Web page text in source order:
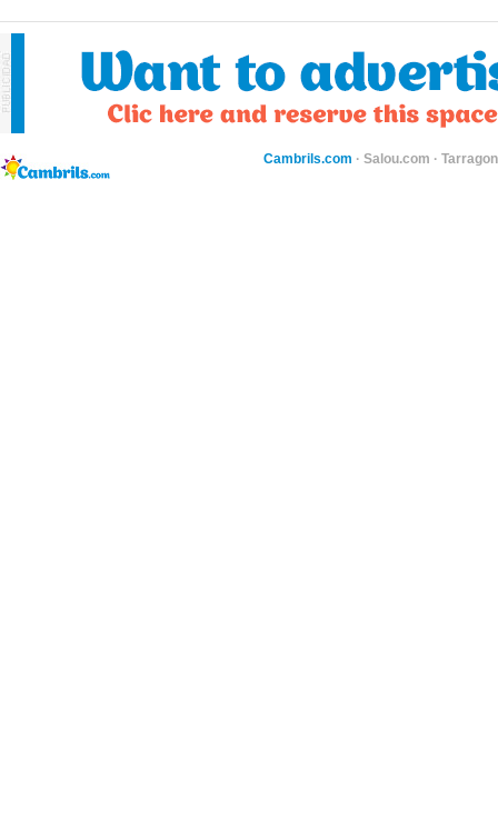
Cambrils.com · Salou.com ·